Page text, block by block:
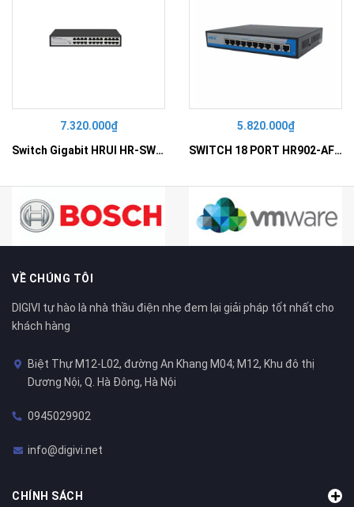
7.320.000₫
Switch Gigabit HRUI HR-SWG10240D
5.820.000₫
SWITCH 18 PORT HR902-AF162G-300 – Switch PoE 16 Cổng
VỀ CHÚNG TÔI
DIGIVI tự hào là nhà thầu điện nhẹ đem lại giải pháp tốt nhất cho
khách hàng
Biệt Thự M12-L02, đường An Khang M04; M12, Khu đô thị
Dương Nội, Q. Hà Đông, Hà Nội
0945029902
info@digivi.net
CHÍNH SÁCH